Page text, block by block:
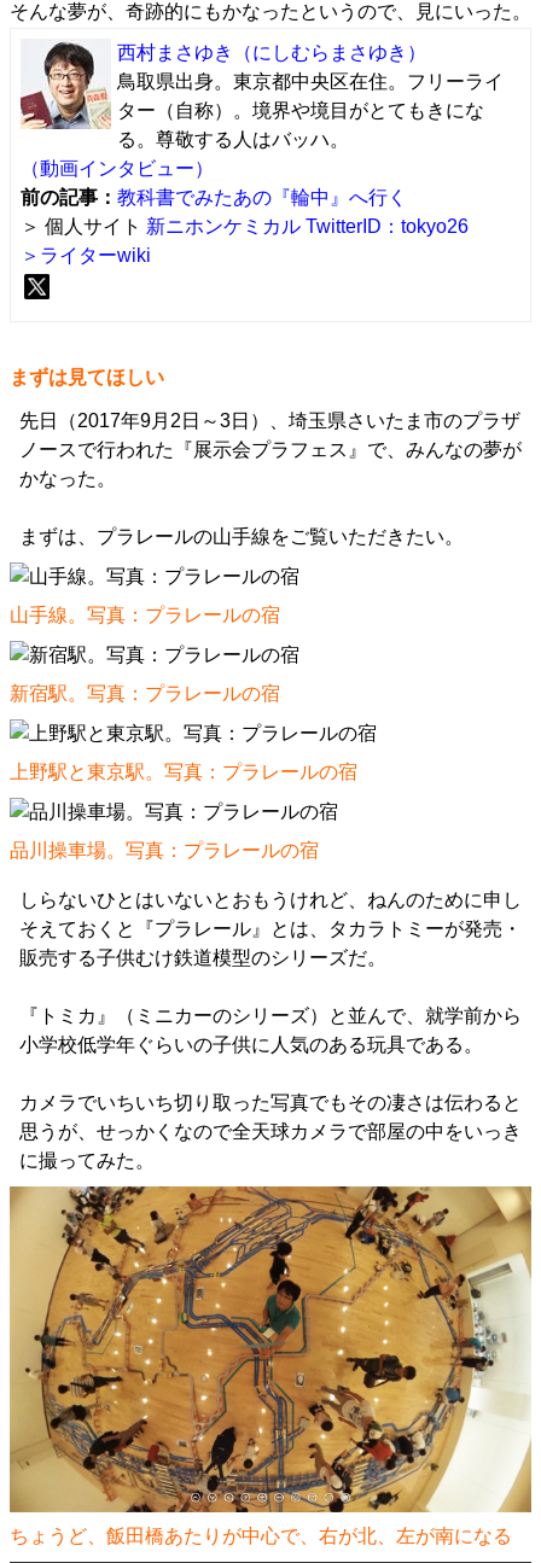
そんな夢が、奇跡的にもかなったというので、見にいった。
西村まさゆき
（にしむらまさゆき）
鳥取県出身。東京都中央区在住。フリーライ
ター（自称）。境界や境目がとてもきにな
る。尊敬する人はバッハ。
（動画インタビュー）
前の記事： 教科書でみたあの『輪中』へ行く
＞ 個人サイト 新ニホンケミカル TwitterID：tokyo26
＞ライターwiki
まずは見てほしい
先日（2017年9月2日～3日）、埼玉県さいたま市のプラザ
ノースで行われた『展示会プラフェス』で、みんなの夢が
かなった。
まずは、プラレールの山手線をご覧いただきたい。
山手線。写真： プラレールの宿
新宿駅。写真： プラレールの宿
上野駅と東京駅。写真： プラレールの宿
品川操車場。写真： プラレールの宿
しらないひとはいないとおもうけれど、ねんのために申し
そえておくと『プラレール』とは、タカラトミーが発売・
販売する子供むけ鉄道模型のシリーズだ。
『トミカ』（ミニカーのシリーズ）と並んで、就学前から
小学校低学年ぐらいの子供に人気のある玩具である。
カメラでいちいち切り取った写真でもその凄さは伝わると
思うが、せっかくなので全天球カメラで部屋の中をいっき
に撮ってみた。
ちょうど、飯田橋あたりが中心で、右が北、左が南になる